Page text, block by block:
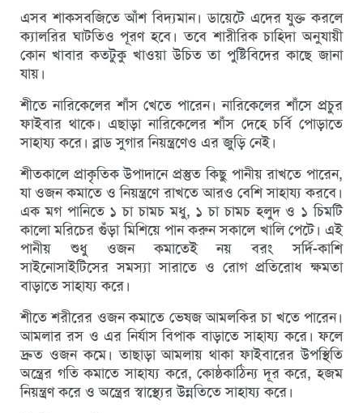
এসব শাকসবজিতে আঁশ বিদ্যমান। ডায়েটে এদের যুক্ত করলে
ক্যালরির ঘাটতিও পূরণ হবে। তবে শারীরিক চাহিদা অনুযায়ী
কোন খাবার কতটুকু খাওয়া উচিত তা পুষ্টিবিদের কাছে জানা
যায়।
শীতে নারিকেলের শাঁস খেতে পারেন। নারিকেলের শাঁসে প্রচুর
ফাইবার থাকে। এছাড়া নারিকেলের শাঁস দেহে চর্বি পোড়াতে
সাহায্য করে। ব্লাড সুগার নিয়ন্ত্রণেও এর জুড়ি নেই।
শীতকালে প্রাকৃতিক উপাদানে প্রস্তুত কিছু পানীয় রাখতে পারেন,
যা ওজন কমাতে ও নিয়ন্ত্রণে রাখতে আরও বেশি সাহায্য করবে।
এক মগ পানিতে ১ চা চামচ মধু, ১ চা চামচ হলুদ ও ১ চিমটি
কালো মরিচের গুঁড়া মিশিয়ে পান করুন সকালে খালি পেটে। এই
পানীয় শুধু ওজন কমাতেই নয় বরং সর্দি-কাশি
সাইনোসাইটিসের সমস্যা সারাতে ও রোগ প্রতিরোধ ক্ষমতা
বাড়াতে সাহায্য করে।
শীতে শরীরের ওজন কমাতে ভেষজ আমলকির চা খতে পারেন।
আমলার রস ও এর নির্যাস বিপাক বাড়াতে সাহায্য করে। ফলে
দ্রুত ওজন কমে। তাছাড়া আমলায় থাকা ফাইবারের উপস্থিতি
অন্ত্রের গতি কমাতে সাহায্য করে, কোষ্ঠকাঠিন্য দূর করে, হজম
নিয়ন্ত্রণ করে ও অন্ত্রের স্বাস্থ্যের উন্নতিতে সাহায্য করে।